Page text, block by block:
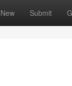
New Submit